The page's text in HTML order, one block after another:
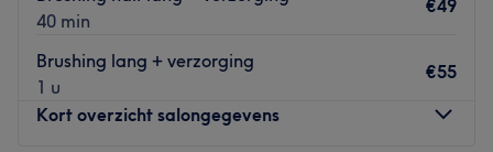
40 min
€49
Brushing lang + verzorging
1 u
€55
Kort overzicht salongegevens